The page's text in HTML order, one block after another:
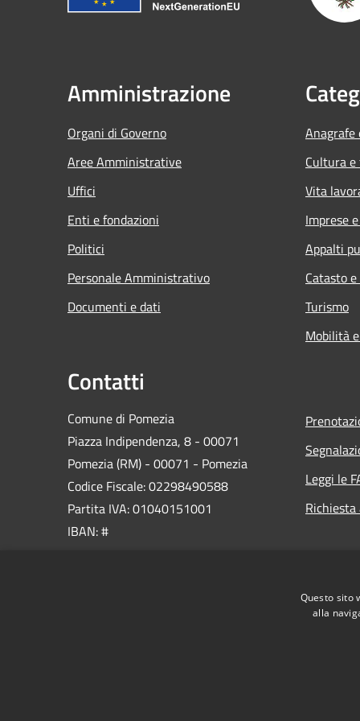
Amministrazione
Organi di Governo
Aree Amministrative
Uffici
Enti e fondazioni
Politici
Personale Amministrativo
Documenti e dati
Cultura
Vita
Imprese
Appalti
Catasto
Turismo
Mobilità
Contatti
Comune di Pomezia
Piazza Indipendenza, 8 - 00071
Pomezia (RM) - 00071 - Pomezia
Codice Fiscale: 02298490588
Partita IVA: 01040151001
IBAN: #
Leggi le
Questo sito
alla